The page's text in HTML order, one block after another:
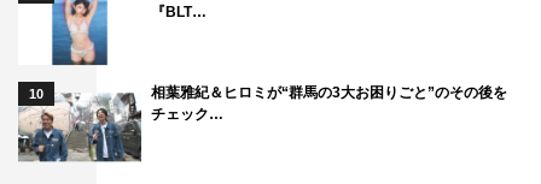
『BLT…
10
相葉雅紀＆ヒロミが“群馬の3大お困りごと”のその後を
チェック…